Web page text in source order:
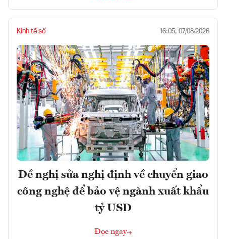
Kinh tế số 16:05, 07/08/2026
Đề nghị sửa nghị định về chuyển giao
công nghệ để bảo vệ ngành xuất khẩu
tỷ USD
Đọc ngay